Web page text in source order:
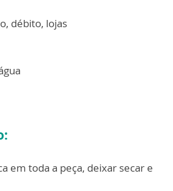
débito, lojas
em toda a peça, deixar secar e